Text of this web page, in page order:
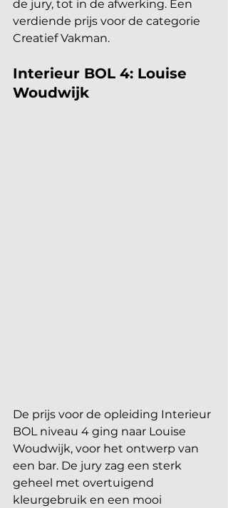
de jury, tot in de afwerking. Een
verdiende prijs voor de categorie
Creatief Vakman.
Interieur BOL 4: Louise
Woudwijk
De prijs voor de opleiding Interieur
BOL niveau 4 ging naar Louise
Woudwijk, voor het ontwerp van
een bar. De jury zag een sterk
geheel met overtuigend
kleurgebruik en een mooi